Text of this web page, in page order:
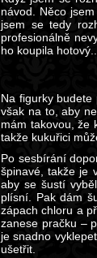
návod. Něco
jsem se tedy
profesionálně
ho koupila
Na figurky
však na to, aby
mám takovou, že
takže kukuřici
Po sesbírání
špinavé, takže je
aby se šustí
plísní. Pak dám
zápach chloru a
zanese pračku –
je snadno
ušetřit.